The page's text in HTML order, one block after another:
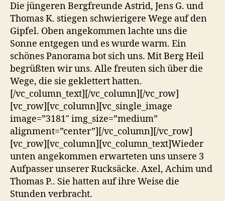
Die jüngeren Bergfreunde Astrid, Jens G. und
Thomas K. stiegen schwierigere Wege auf den
Gipfel. Oben angekommen lachte uns die
Sonne entgegen und es wurde warm. Ein
schönes Panorama bot sich uns. Mit Berg Heil
begrüßten wir uns. Alle freuten sich über die
Wege, die sie geklettert hatten.
[/vc_column_text][/vc_column][/vc_row]
[vc_row][vc_column][vc_single_image
image=”3181″ img_size=”medium”
alignment=”center”][/vc_column][/vc_row]
[vc_row][vc_column][vc_column_text]Wieder
unten angekommen erwarteten uns unsere 3
Aufpasser unserer Rucksäcke. Axel, Achim und
Thomas P.. Sie hatten auf ihre Weise die
Stunden verbracht.